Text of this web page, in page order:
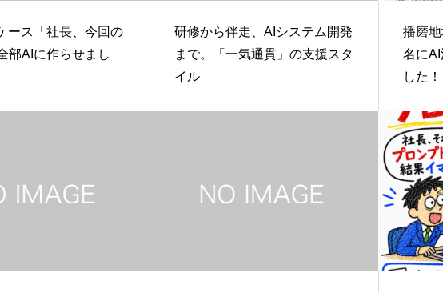
ース「社長、今回の
部AIに作らせまし
研修から伴走、AIシステム開発
まで。「一気通貫」の支援スタ
イル
播磨
名に
した！